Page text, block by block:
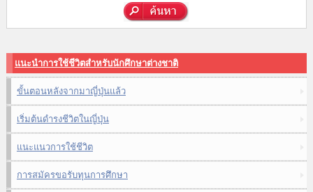
แนะนำการใช้ชีวิตสำหรับนักศึกษาต่างชาติ
ขั้นตอนหลังจากมาญี่ปุ่นแล้ว
เริ่มต้นดำรงชีวิตในญี่ปุ่น
แนะแนวการใช้ชีวิต
การสมัครขอรับทุนการศึกษา